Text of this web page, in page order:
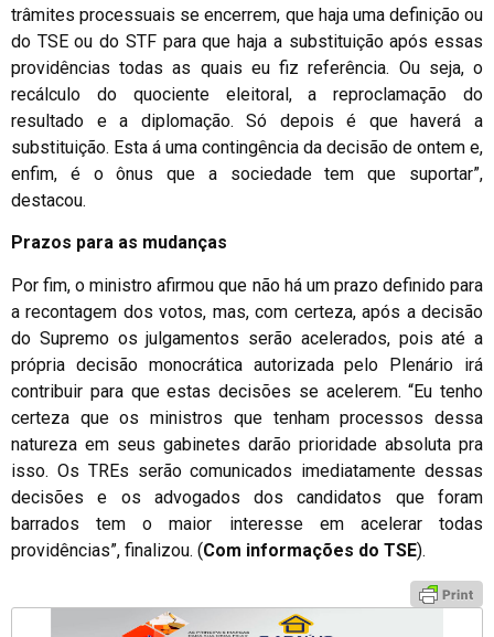
trâmites processuais se encerrem, que haja uma definição ou
do TSE ou do STF para que haja a substituição após essas
providências todas as quais eu fiz referência. Ou seja, o
recálculo do quociente eleitoral, a reproclamação do
resultado e a diplomação. Só depois é que haverá a
substituição. Esta á uma contingência da decisão de ontem e,
enfim, é o ônus que a sociedade tem que suportar”,
destacou.
Prazos para as mudanças
Por fim, o ministro afirmou que não há um prazo definido para
a recontagem dos votos, mas, com certeza, após a decisão
do Supremo os julgamentos serão acelerados, pois até a
própria decisão monocrática autorizada pelo Plenário irá
contribuir para que estas decisões se acelerem. “Eu tenho
certeza que os ministros que tenham processos dessa
natureza em seus gabinetes darão prioridade absoluta pra
isso. Os TREs serão comunicados imediatamente dessas
decisões e os advogados dos candidatos que foram
barrados tem o maior interesse em acelerar todas
providências”, finalizou. (Com informações do TSE).